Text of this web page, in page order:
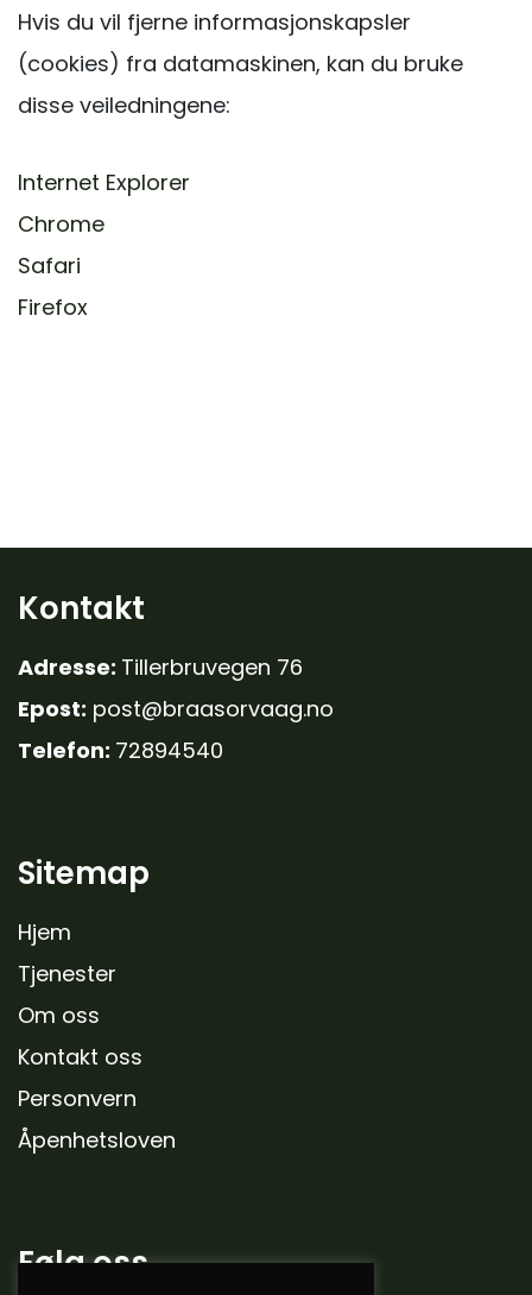
Hvis du vil fjerne informasjonskapsler
(cookies) fra datamaskinen, kan du bruke
disse veiledningene:
Internet Explorer
Chrome
Safari
Firefox
Kontakt
Adresse: Tillerbruvegen 76
Epost: post@braasorvaag.no
Telefon: 72894540
Sitemap
Hjem
Tjenester
Om oss
Kontakt oss
Personvern
Åpenhetsloven
Følg oss